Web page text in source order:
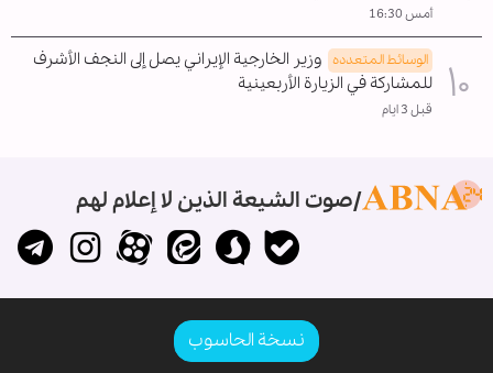
أمس 16:30
الوسائط المتعدده وزير الخارجية الإيراني يصل إلى النجف الأشرف
للمشاركة في الزيارة الأربعينية
قبل 3 ايام
صوت الشيعة الذين لا إعلام لهم
نسخة الحاسوب